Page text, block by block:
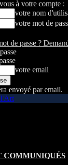
à votre compte :
votre nom
votre mot de
de passe ?
votre email
envoyé par email.
l'Art
COMMUNIQUÉS